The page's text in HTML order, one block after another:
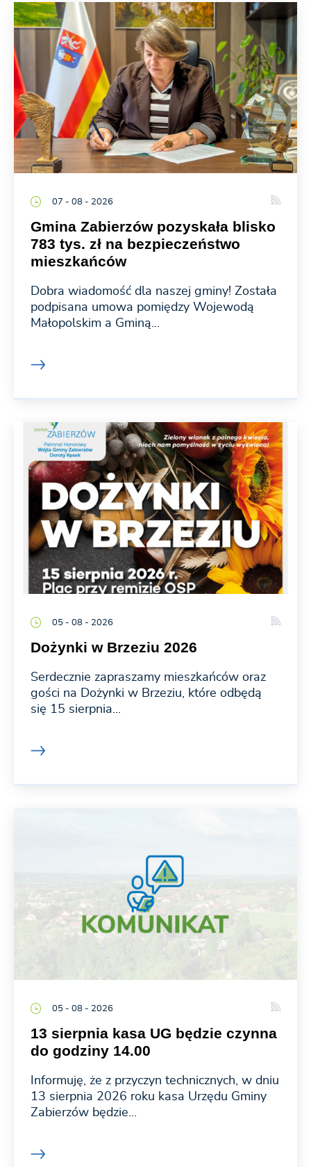
07 - 08 - 2026
Gmina Zabierzów pozyskała blisko
783 tys. zł na bezpieczeństwo
mieszkańców
Dobra wiadomość dla naszej gminy! Została
podpisana umowa pomiędzy Wojewodą
Małopolskim a Gminą...
05 - 08 - 2026
Dożynki w Brzeziu 2026
Serdecznie zapraszamy mieszkańców oraz
gości na Dożynki w Brzeziu, które odbędą
się 15 sierpnia...
05 - 08 - 2026
13 sierpnia kasa UG będzie czynna
do godziny 14.00
Informuję, że z przyczyn technicznych, w dniu
13 sierpnia 2026 roku kasa Urzędu Gminy
Zabierzów będzie...